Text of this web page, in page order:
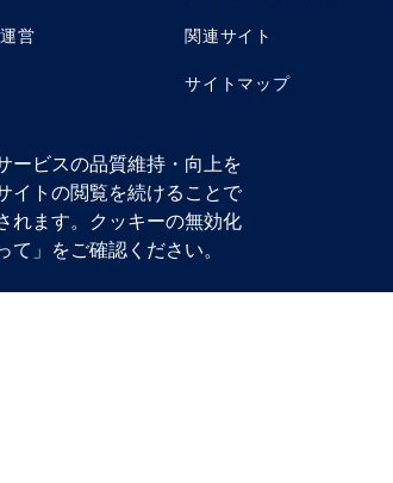
営 関連サイト
サイトマップ
パン株式会社 金融商品取引業者 関東財務局長（金商）
法人 資産運用業協会／日本証券業協会／一般社団法人 第二
ービスの品質維持・向上を
イトの閲覧を続けることで
れます。クッキーの無効化
」をご確認ください。